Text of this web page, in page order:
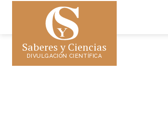
Saberes y Ciencias
DIVULGACIÓN CIENTÍFICA